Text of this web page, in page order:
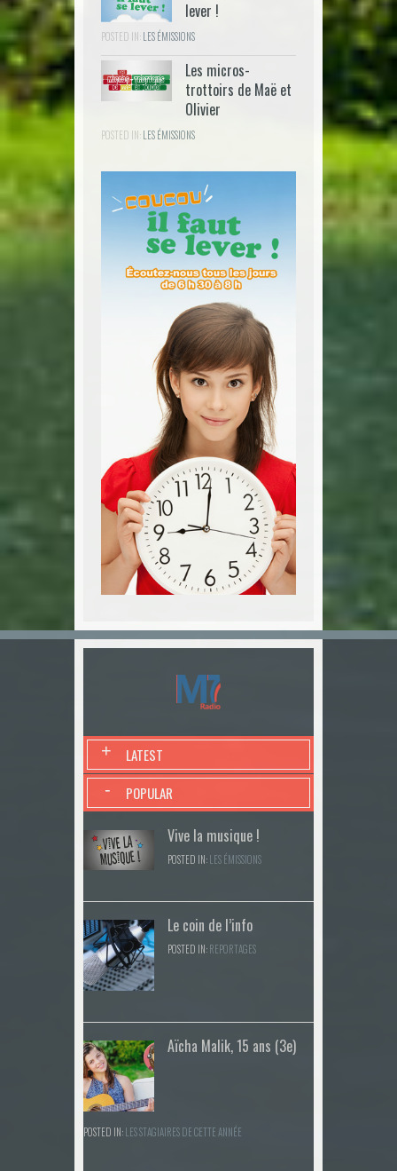
lever !
POSTED IN:LES ÉMISSIONS
Les micros-
trottoirs de Maë et
Olivier
POSTED IN:LES ÉMISSIONS
LATEST
+
POPULAR
-
Vive la musique !
POSTED IN:LES ÉMISSIONS
Le coin de l’info
POSTED IN:REPORTAGES
Aïcha Malik, 15 ans (3e)
POSTED IN:LES STAGIAIRES DE CETTE ANNÉE